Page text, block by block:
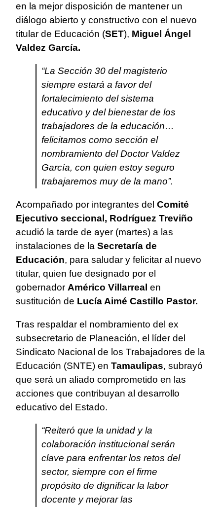
en la mejor disposición de mantener un
diálogo abierto y constructivo con el nuevo
titular de Educación (SET), Miguel Ángel
Valdez García.
“La Sección 30 del magisterio
siempre estará a favor del
fortalecimiento del sistema
educativo y del bienestar de los
trabajadores de la educación…
felicitamos como sección el
nombramiento del Doctor Valdez
García, con quien estoy seguro
trabajaremos muy de la mano”.
Acompañado por integrantes del Comité
Ejecutivo seccional, Rodríguez Treviño
acudió la tarde de ayer (martes) a las
instalaciones de la Secretaría de
Educación, para saludar y felicitar al nuevo
titular, quien fue designado por el
gobernador Américo Villarreal en
sustitución de Lucía Aimé Castillo Pastor.
Tras respaldar el nombramiento del ex
subsecretario de Planeación, el líder del
Sindicato Nacional de los Trabajadores de la
Educación (SNTE) en Tamaulipas, subrayó
que será un aliado comprometido en las
acciones que contribuyan al desarrollo
educativo del Estado.
“Reiteró que la unidad y la
colaboración institucional serán
clave para enfrentar los retos del
sector, siempre con el firme
propósito de dignificar la labor
docente y mejorar las